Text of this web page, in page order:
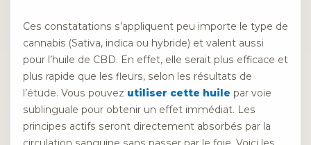
Ces constatations s’appliquent peu importe le type de
cannabis (Sativa, indica ou hybride) et valent aussi
pour l’huile de CBD. En effet, elle serait plus efficace et
plus rapide que les fleurs, selon les résultats de
l’étude. Vous pouvez utiliser cette huile par voie
sublinguale pour obtenir un effet immédiat. Les
principes actifs seront directement absorbés par la